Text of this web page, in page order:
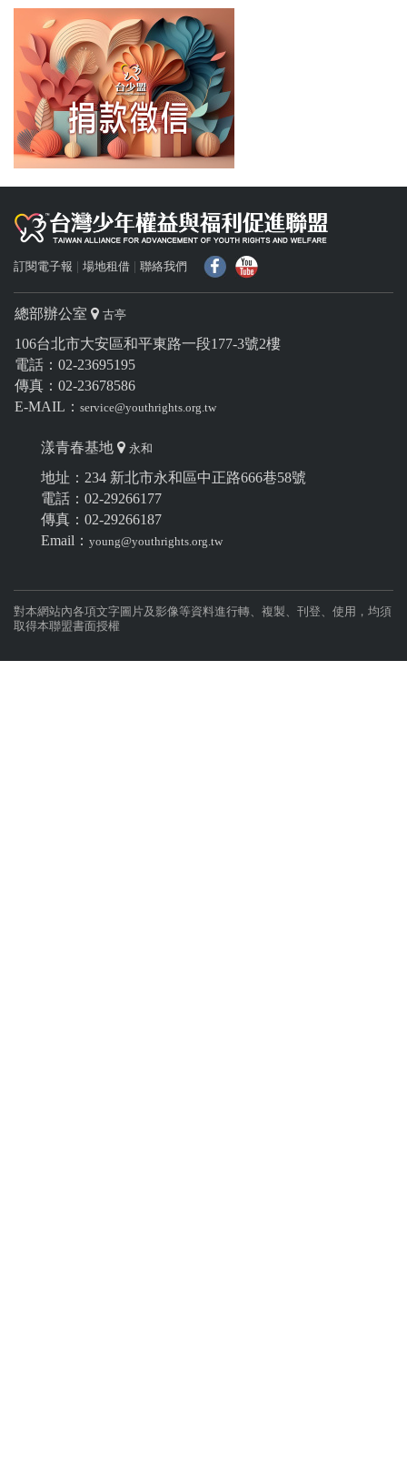
訂閱電子報 場地租借 聯絡我們
總部辦公室 古亭
106台北市大安區和平東路一段177-3號2樓
電話：02-23695195
傳真：02-23678586
E-MAIL： service@youthrights.org.tw
漾青春基地 永和
地址：234 新北市永和區中正路666巷58號
電話：02-29266177
傳真：02-29266187
Email： young@youthrights.org.tw
對本網站內各項文字圖片及影像等資料進行轉、複製、刊登、使用，均須
取得本聯盟書面授權